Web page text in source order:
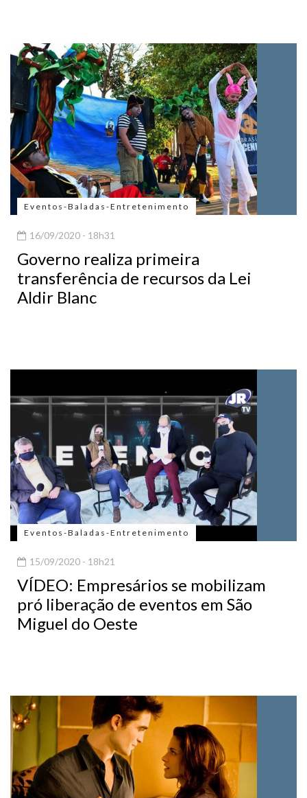
Eventos-Baladas-Entretenimento
16/09/2020 - 18h31
Governo realiza primeira
transferência de recursos da Lei
Aldir Blanc
Eventos-Baladas-Entretenimento
15/09/2020 - 18h21
VÍDEO: Empresários se mobilizam
pró liberação de eventos em São
Miguel do Oeste